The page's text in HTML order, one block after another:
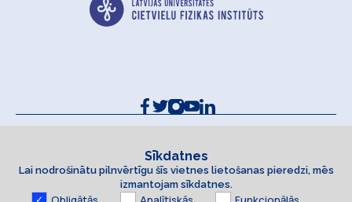
Kontakti un rekvizīti
Piekļūstamības paziņojums
Sīkdatnes
Lai nodrošinātu pilnvērtīgu šīs vietnes lietošanas pieredzi, mēs
izmantojam sīkdatnes.